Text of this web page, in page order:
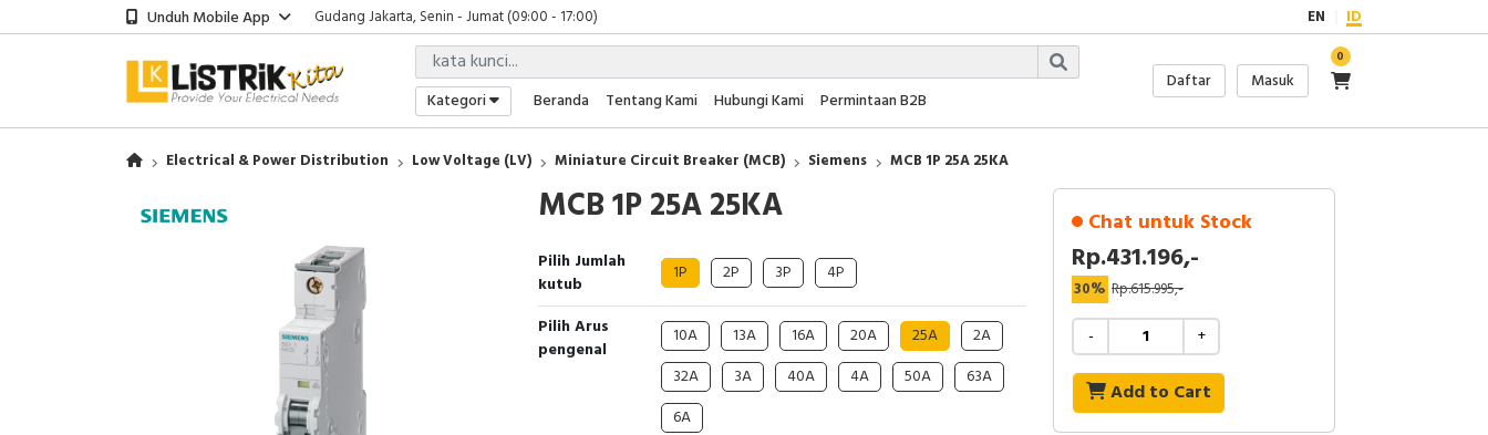
Unduh Mobile App
Showroom Bali, Senin - Jumat (09:00 - 17:00)
Kantor Jakarta, Senin - Jumat (08:00 - 17:00)
Gudang Jakarta, Senin - Jumat (09:00 - 17:00)
Showroom Bali, Senin - Jumat (09:00 - 17:00)
EN ID
Kategori Beranda Tentang Kami Hubungi Kami Permintaan B2B
Daftar Masuk
0
Electrical & Power Distribution Low Voltage (LV) Miniature Circuit Breaker (MCB) Siemens MCB 1P 25A 25KA
MCB 1P 25A 25KA
Pilih Jumlah
kutub
1P 2P 3P 4P
Pilih Arus
pengenal
10A 13A 16A 20A 25A
2A
32A
3A 40A 4A 50A
63A
6A
Chat untuk Stock
Rp.431.196,-
30% Rp.615.995,-
- +
Add to Cart